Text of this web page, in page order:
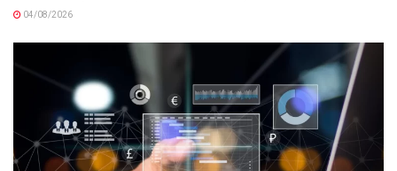
04/08/2026